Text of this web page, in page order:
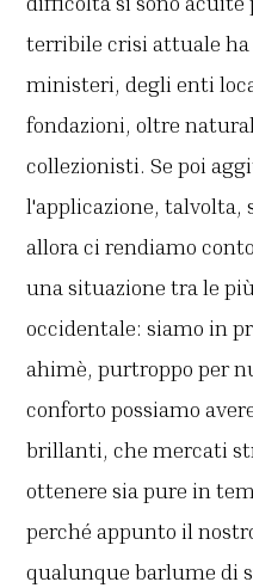
terribile crisi attuale
ministeri, degli enti
fondazioni, oltre
collezionisti. Se poi
l'applicazione, talvolta,
allora ci rendiamo
una situazione tra le
occidentale: siamo in
ahimè, purtroppo per
conforto possiamo
brillanti, che mercati
ottenere sia pure in
perché appunto il
qualunque barlume di